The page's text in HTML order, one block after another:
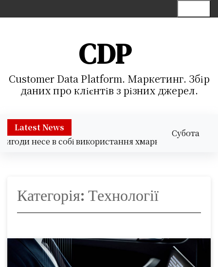
k
CDP
Customer Data Platform. Маркетинг. Збір
даних про клієнтів з різних джерел.
Latest News
в собі використання хмарних сервісів
Субота
Категорія: Технології